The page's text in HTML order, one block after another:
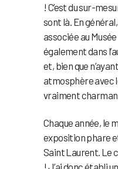
! C’est du sur-
sont là. En
associée au
également dans
et, bien que
atmosphère avec
vraiment
Chaque année, le
exposition phare
Saint Laurent. Le
! J’ai donc établi